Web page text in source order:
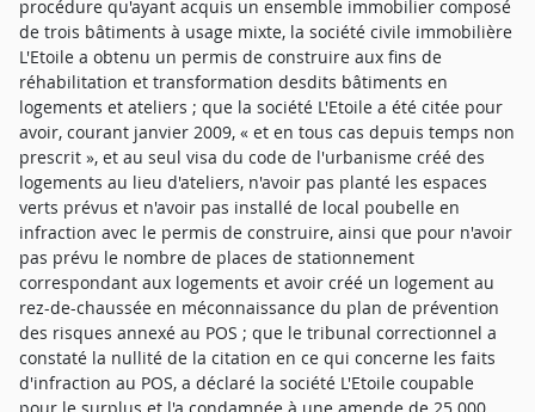
procédure qu'ayant acquis un ensemble immobilier composé
de trois bâtiments à usage mixte, la société civile immobilière
L'Etoile a obtenu un permis de construire aux fins de
réhabilitation et transformation desdits bâtiments en
logements et ateliers ; que la société L'Etoile a été citée pour
avoir, courant janvier 2009, « et en tous cas depuis temps non
prescrit », et au seul visa du code de l'urbanisme créé des
logements au lieu d'ateliers, n'avoir pas planté les espaces
verts prévus et n'avoir pas installé de local poubelle en
infraction avec le permis de construire, ainsi que pour n'avoir
pas prévu le nombre de places de stationnement
correspondant aux logements et avoir créé un logement au
rez-de-chaussée en méconnaissance du plan de prévention
des risques annexé au POS ; que le tribunal correctionnel a
constaté la nullité de la citation en ce qui concerne les faits
d'infraction au POS, a déclaré la société L'Etoile coupable